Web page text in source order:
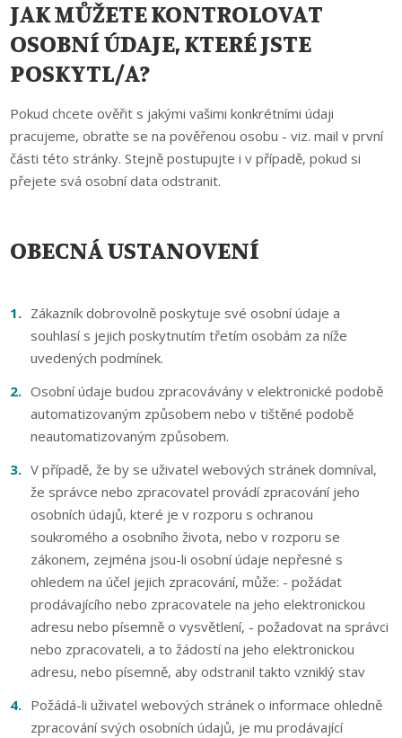
JAK MŮŽETE KONTROLOVAT
OSOBNÍ ÚDAJE, KTERÉ JSTE
POSKYTL/A?
Pokud chcete ověřit s jakými vašimi konkrétními údaji
pracujeme, obraťte se na pověřenou osobu - viz. mail v první
části této stránky. Stejně postupujte i v případě, pokud si
přejete svá osobní data odstranit.
OBECNÁ USTANOVENÍ
Zákazník dobrovolně poskytuje své osobní údaje a
souhlasí s jejich poskytnutím třetím osobám za níže
uvedených podmínek.
Osobní údaje budou zpracovávány v elektronické podobě
automatizovaným způsobem nebo v tištěné podobě
neautomatizovaným způsobem.
V případě, že by se uživatel webových stránek domníval,
že správce nebo zpracovatel provádí zpracování jeho
osobních údajů, které je v rozporu s ochranou
soukromého a osobního života, nebo v rozporu se
zákonem, zejména jsou-li osobní údaje nepřesné s
ohledem na účel jejich zpracování, může: - požádat
prodávajícího nebo zpracovatele na jeho elektronickou
adresu nebo písemně o vysvětlení, - požadovat na správci
nebo zpracovateli, a to žádostí na jeho elektronickou
adresu, nebo písemně, aby odstranil takto vzniklý stav
Požádá-li uživatel webových stránek o informace ohledně
zpracování svých osobních údajů, je mu prodávající